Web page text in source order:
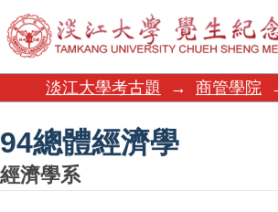
94總體經濟學
淡江大學考古題 → 商管學院
94總體經濟學
經濟學系